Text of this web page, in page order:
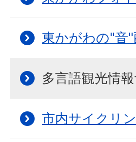
東かがわの"音"
多言語観光情
市内サイクリ